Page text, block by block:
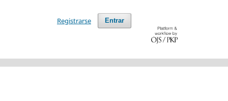
Entrar
Registrarse